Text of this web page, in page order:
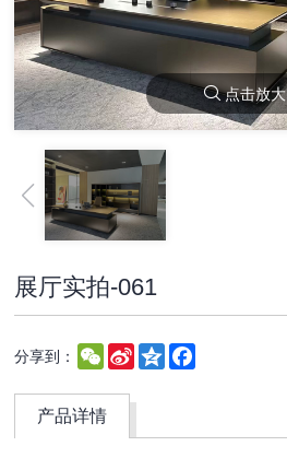
点击放大
展厅实拍-061
分享到： WeChat
Sina
Weibo
Qzone
产品详情